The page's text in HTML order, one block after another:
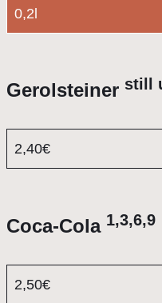
0,2l
Gerolsteiner still
2,40€
Coca-Cola 1,3,6,9
2,50€